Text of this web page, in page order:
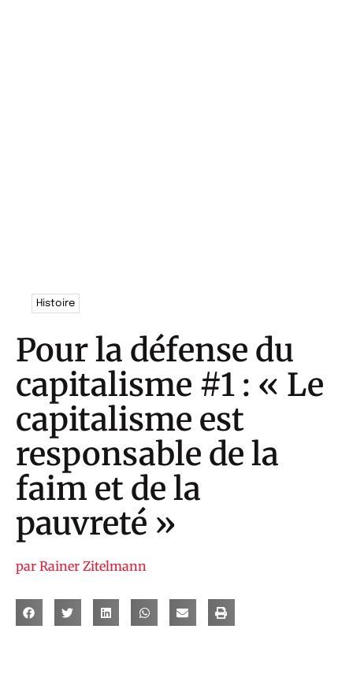
Histoire
Pour la défense du
capitalisme #1 : « Le
capitalisme est
responsable de la
faim et de la
pauvreté »
par Rainer Zitelmann